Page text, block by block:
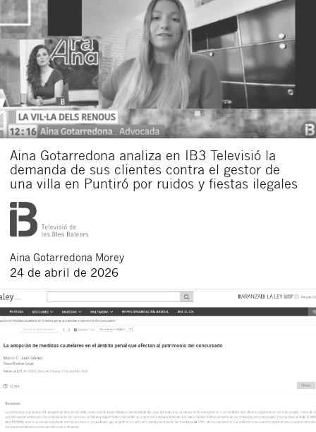
Aina Gotarredona analiza en IB3 Televisió la
demanda de sus clientes contra el gestor de
una villa en Puntiró por ruidos y fiestas ilegales
Aina Gotarredona Morey
24 de abril de 2026